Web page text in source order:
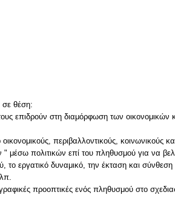
σε θέση:
επιδρούν στη διαμόρφωση των οικονομικών
περιβαλλοντικούς, κοινωνικούς
πολιτικών επί του πληθυσμού για να
το εργατικό δυναμικό, την έκταση και